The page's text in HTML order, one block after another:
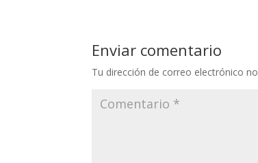
Enviar comentario
Tu dirección de correo electrónico